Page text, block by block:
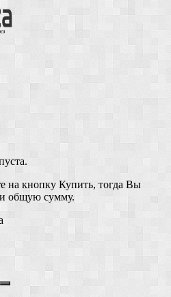
на кнопку Купить, тогда Вы
и общую сумму.